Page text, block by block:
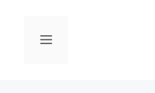
תפריט